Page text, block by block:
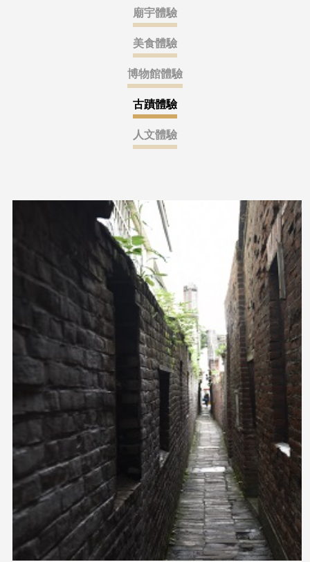
廟宇體驗
美食體驗
博物館體驗
古蹟體驗
人文體驗